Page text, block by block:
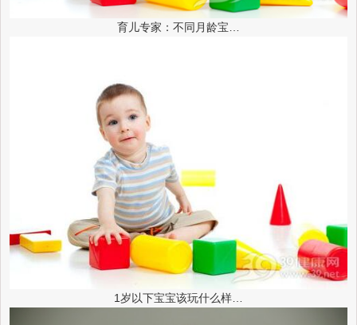
育儿专家：不同月龄宝…
1岁以下宝宝该玩什么样…